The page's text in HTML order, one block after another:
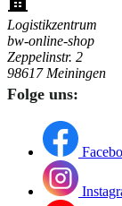
Logistikzentrum
bw-online-shop
Zeppelinstr. 2
98617 Meiningen
Folge uns: